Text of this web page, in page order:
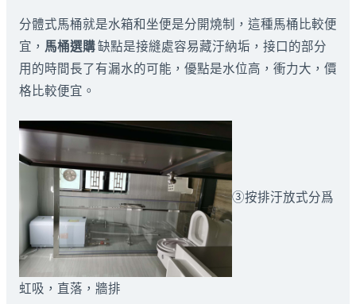
分體式馬桶就是水箱和坐便是分開燒制，這種馬桶比較便
宜， 馬桶選購缺點是接縫處容易藏汙納垢，接口的部分
用的時間長了有漏水的可能，優點是水位高，衝力大，價
格比較便宜。
③按排汙放式分爲
虹吸，直落，牆排